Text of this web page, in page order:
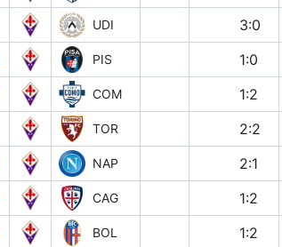
UDI
3:0
PIS
1:0
COM
1:2
TOR
2:2
NAP 2:1
CAG 1:2
BOL 1:2